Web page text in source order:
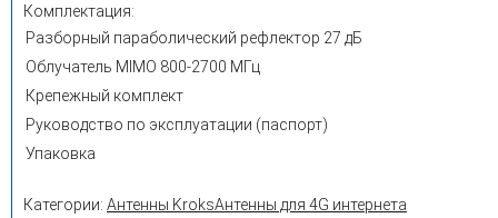
Комплектация:
Разборный параболический рефлектор 27 дБ
Облучатель MIMO 800-2700 МГц
Крепежный комплект
Руководство по эксплуатации (паспорт)
Упаковка
Категории: Антенны KroksАнтенны для 4G интернета